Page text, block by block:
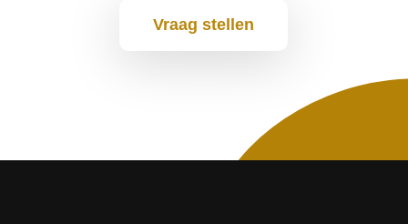
Vraag stellen